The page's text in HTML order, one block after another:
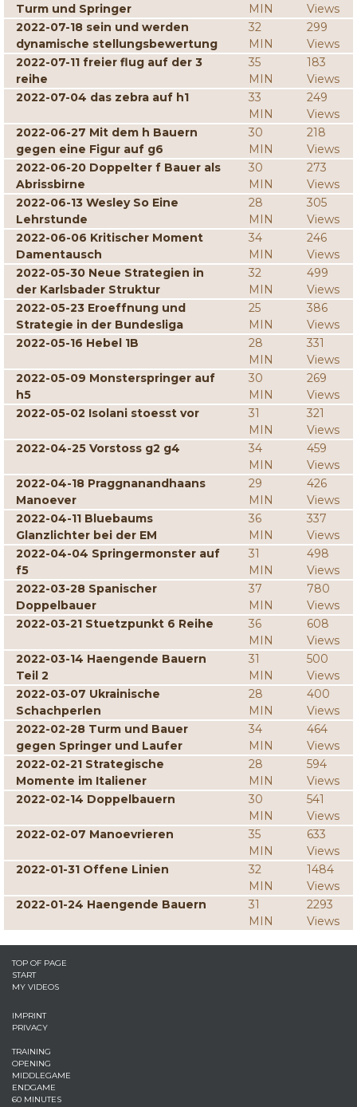
Turm und Springer
MIN
Views
2022-07-18 sein und werden
dynamische stellungsbewertung
32
MIN
299
Views
2022-07-11 freier flug auf der 3
reihe
35
MIN
183
Views
2022-07-04 das zebra auf h1
33
MIN
249
Views
2022-06-27 Mit dem h Bauern
gegen eine Figur auf g6
30
MIN
218
Views
2022-06-20 Doppelter f Bauer als
Abrissbirne
30
MIN
273
Views
2022-06-13 Wesley So Eine
Lehrstunde
28
MIN
305
Views
2022-06-06 Kritischer Moment
Damentausch
34
MIN
246
Views
2022-05-30 Neue Strategien in
der Karlsbader Struktur
32
MIN
499
Views
2022-05-23 Eroeffnung und
Strategie in der Bundesliga
25
MIN
386
Views
2022-05-16 Hebel 1B
28
MIN
331
Views
2022-05-09 Monsterspringer auf
h5
30
MIN
269
Views
2022-05-02 Isolani stoesst vor
31
MIN
321
Views
2022-04-25 Vorstoss g2 g4
34
MIN
459
Views
2022-04-18 Praggnanandhaans
Manoever
29
MIN
426
Views
2022-04-11 Bluebaums
Glanzlichter bei der EM
36
MIN
337
Views
2022-04-04 Springermonster auf
f5
31
MIN
498
Views
2022-03-28 Spanischer
Doppelbauer
37
MIN
780
Views
2022-03-21 Stuetzpunkt 6 Reihe
36
MIN
608
Views
2022-03-14 Haengende Bauern
Teil 2
31
MIN
500
Views
2022-03-07 Ukrainische
Schachperlen
28
MIN
400
Views
2022-02-28 Turm und Bauer
gegen Springer und Laufer
34
MIN
464
Views
2022-02-21 Strategische
Momente im Italiener
28
MIN
594
Views
2022-02-14 Doppelbauern
30
MIN
541
Views
2022-02-07 Manoevrieren
35
MIN
633
Views
2022-01-31 Offene Linien
32
MIN
1484
Views
2022-01-24 Haengende Bauern
31
MIN
2293
Views
TOP OF PAGE
START
MY VIDEOS
IMPRINT
PRIVACY
TRAINING
OPENING
MIDDLEGAME
ENDGAME
60 MINUTES